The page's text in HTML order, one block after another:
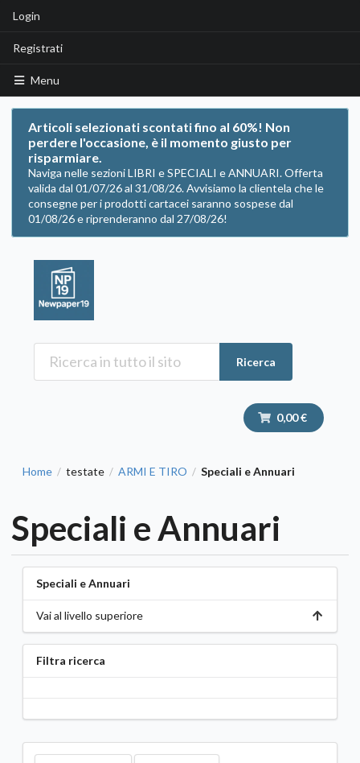
Login
Registrati
Menu
Articoli selezionati scontati fino al 60%! Non
perdere l'occasione, è il momento giusto per
risparmiare.
Naviga nelle sezioni LIBRI e SPECIALI e ANNUARI. Offerta
valida dal 01/07/26 al 31/08/26. Avvisiamo la clientela che le
consegne per i prodotti cartacei saranno sospese dal
01/08/26 e riprenderanno dal 27/08/26!
Ricerca
0,00 €
Home / testate / ARMI E TIRO / Speciali e Annuari
Speciali e Annuari
Speciali e Annuari
Vai al livello superiore
Filtra ricerca